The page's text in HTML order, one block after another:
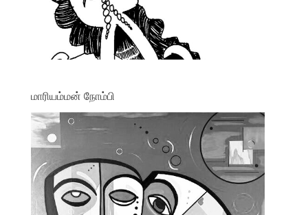
மாரியம்மன் நோம்பி